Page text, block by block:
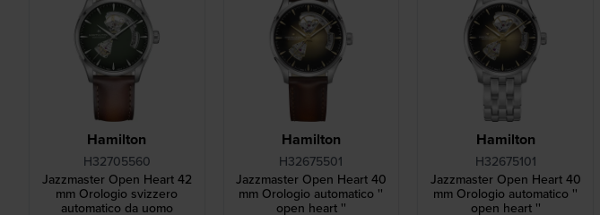
Hamilton
H32705560
Jazzmaster Open Heart 42
mm Orologio svizzero
automatico da uomo
Hamilton
H32675501
Jazzmaster Open Heart 40
mm Orologio automatico ''
open heart ''
Hamilton
H32675101
Jazzmaster Open Heart 40
mm Orologio automatico ''
open heart ''